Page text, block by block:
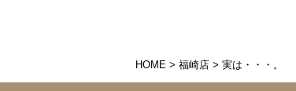
HOME > 福崎店 > 実は・・・。